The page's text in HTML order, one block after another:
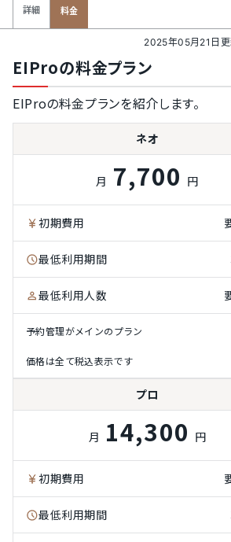
詳細 料金
2025年05月21日
EIProの料金プラン
EIProの料金プランを紹介します。
ネオ
月 7,700 円
初期費用
最低利用期間
最低利用人数
予約管理がメインのプラン
価格は全て税込表示です
プロ
月 14,300 円
初期費用
最低利用期間